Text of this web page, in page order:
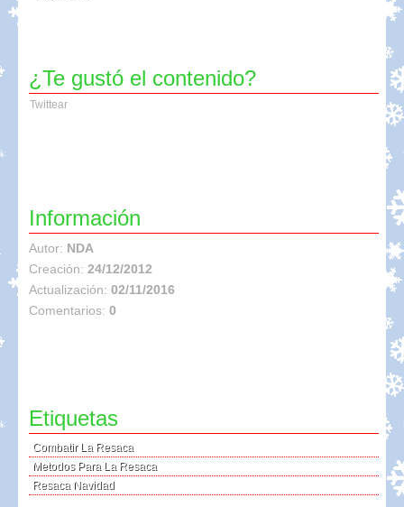
¿Te gustó el contenido?
Twittear
Información
Autor: NDA
Creación: 24/12/2012
Actualización: 02/11/2016
Comentarios: 0
Etiquetas
Combatir La Resaca
Metodos Para La Resaca
Resaca Navidad